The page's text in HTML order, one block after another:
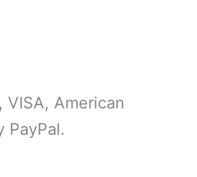
American
PayPal.